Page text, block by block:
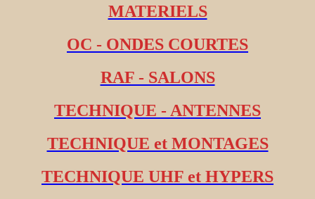
MATERIELS
OC - ONDES COURTES
RAF - SALONS
TECHNIQUE - ANTENNES
TECHNIQUE et MONTAGES
TECHNIQUE UHF et HYPERS